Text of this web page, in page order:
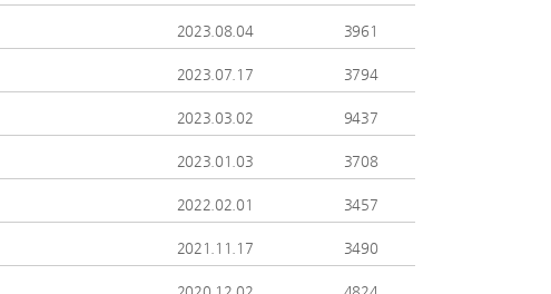
2023.08.04 3961
2023.07.17 3794
2023.03.02 9437
2023.01.03 3708
2022.02.01 3457
2021.11.17 3490